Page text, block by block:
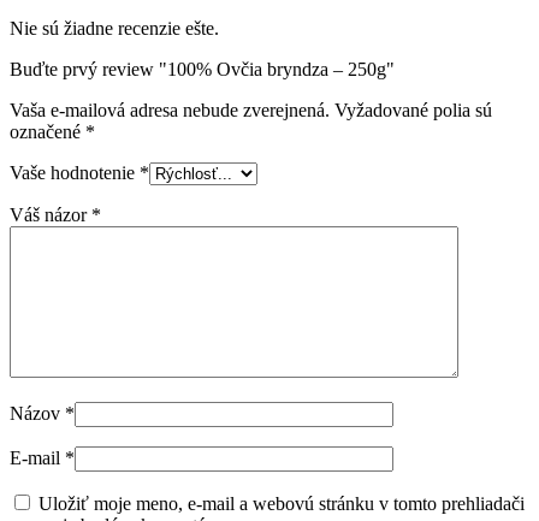
Nie sú žiadne recenzie ešte.
Buďte prvý review "100% Ovčia bryndza – 250g"
Vaša e-mailová adresa nebude zverejnená. Vyžadované polia sú
označené *
Vaše hodnotenie *
Váš názor *
Názov *
E-mail *
Uložiť moje meno, e-mail a webovú stránku v tomto prehliadači